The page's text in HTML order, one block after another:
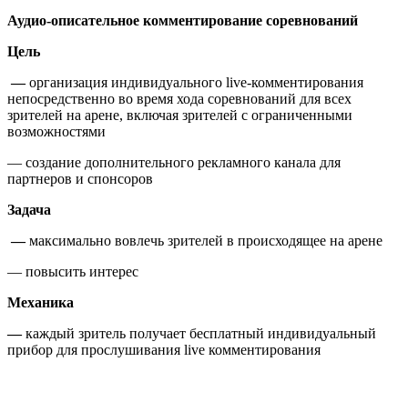
Аудио-описательное комментирование соревнований
Цель
—организация индивидуального live-комментирования
непосредственно во время хода соревнований для всех
зрителей на арене, включая зрителей с ограниченными
возможностями
— создание дополнительного рекламного канала для
партнеров и спонсоров
Задача
—максимально вовлечь зрителей в происходящее на арене
— повысить интерес
Механика
—каждый зритель получает бесплатный индивидуальный
прибор для прослушивания live комментирования